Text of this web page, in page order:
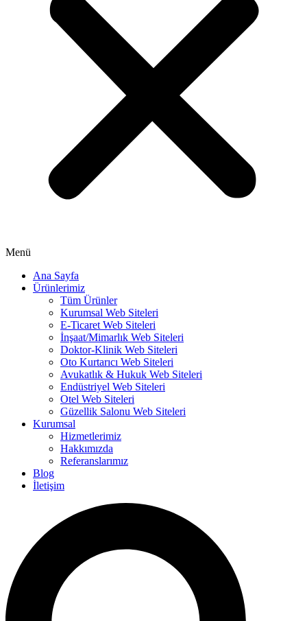
Menü
Ana Sayfa
Ürünlerimiz
Tüm Ürünler
Kurumsal Web Siteleri
E-Ticaret Web Siteleri
İnşaat/Mimarlık Web Siteleri
Doktor-Klinik Web Siteleri
Oto Kurtarıcı Web Siteleri
Avukatlık & Hukuk Web Siteleri
Endüstriyel Web Siteleri
Otel Web Siteleri
Güzellik Salonu Web Siteleri
Kurumsal
Hizmetlerimiz
Hakkımızda
Referanslarımız
Blog
İletişim